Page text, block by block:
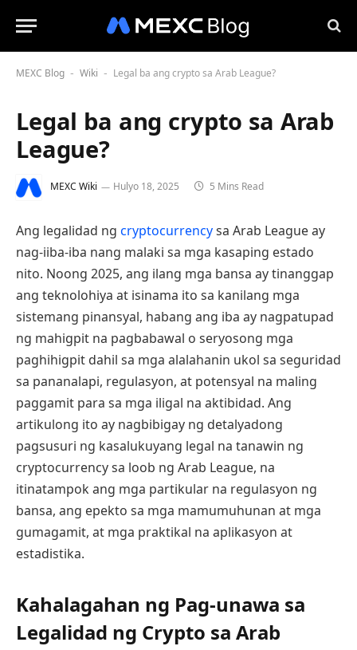
MEXC Blog - Wiki - Legal ba ang crypto sa Arab League?
Legal ba ang crypto sa Arab
League?
MEXC Wiki Hulyo 18, 2025 5 Mins Read
Ang legalidad ng cryptocurrencysa Arab League ay
nag-iiba-iba nang malaki sa mga kasaping estado
nito. Noong 2025, ang ilang mga bansa ay tinanggap
ang teknolohiya at isinama ito sa kanilang mga
sistemang pinansyal, habang ang iba ay nagpatupad
ng mahigpit na pagbabawal o seryosong mga
paghihigpit dahil sa mga alalahanin ukol sa seguridad
sa pananalapi, regulasyon, at potensyal na maling
paggamit para sa mga iligal na aktibidad. Ang
artikulong ito ay nagbibigay ng detalyadong
pagsusuri ng kasalukuyang legal na tanawin ng
cryptocurrency sa loob ng Arab League, na
itinatampok ang mga partikular na regulasyon ng
bansa, ang epekto sa mga mamumuhunan at mga
gumagamit, at mga praktikal na aplikasyon at
estadistika.
Kahalagahan ng Pag-unawa sa
Legalidad ng Crypto sa Arab